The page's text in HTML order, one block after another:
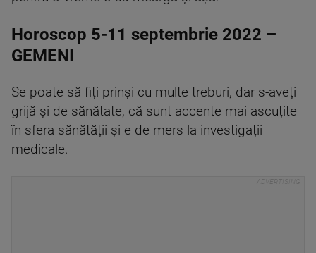
Horoscop 5-11 septembrie 2022 –
GEMENI
Se poate să fiți prinși cu multe treburi, dar s-aveți
grijă și de sănătate, că sunt accente mai ascuțite
în sfera sănătății și e de mers la investigații
medicale.